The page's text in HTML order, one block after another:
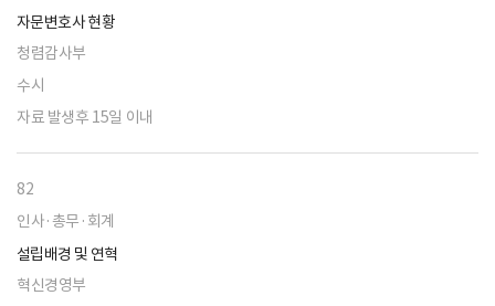
자문변호사 현황
청렴감사부
수시
자료 발생후 15일 이내
82
인사·총무·회계
설립배경 및 연혁
혁신경영부